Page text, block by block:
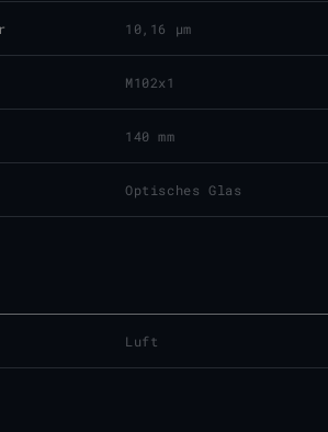
10,16 μm
M102x1
140 mm
Optisches Glas
Luft